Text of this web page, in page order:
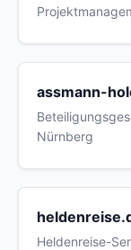
assmann-
Nürnberg
Heldenreise-